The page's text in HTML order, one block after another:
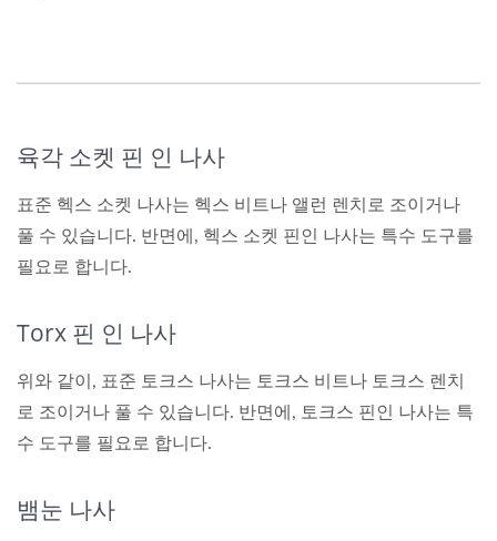
육각 소켓 핀 인 나사
표준 헥스 소켓 나사는 헥스 비트나 앨런 렌치로 조이거나
풀 수 있습니다. 반면에, 헥스 소켓 핀인 나사는 특수 도구를
필요로 합니다.
Torx 핀 인 나사
위와 같이, 표준 토크스 나사는 토크스 비트나 토크스 렌치
로 조이거나 풀 수 있습니다. 반면에, 토크스 핀인 나사는 특
수 도구를 필요로 합니다.
뱀눈 나사